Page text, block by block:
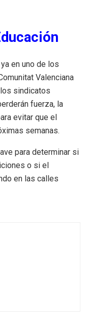
en uno de los
Valenciana
sindicatos
fuerza, la
evitar que el
semanas.
para determinar si
o si el
en las calles